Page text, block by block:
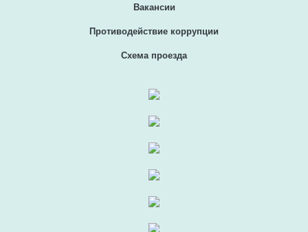
Вакансии
Противодействие коррупции
Схема проезда